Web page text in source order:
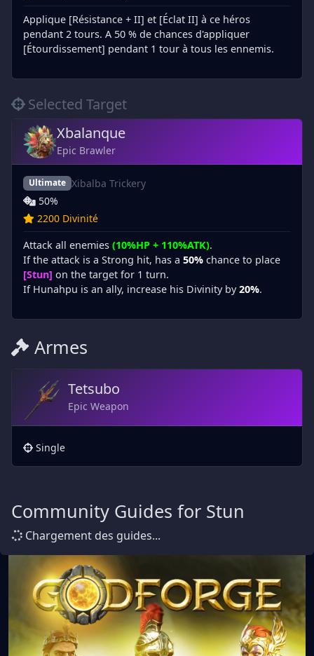
Applique [Résistance + II] et [Éclat II] à ce héros
pendant 2 tours. A 50 % de chances d'appliquer
[Étourdissement] pendant 1 tour à tous les ennemis.
Selected Target
Xbalanque
Epic Brawler
Ultimate Xibalba Trickery
50%
2200 Divinité
Attack all enemies (10%HP + 110%ATK).
If the attack is a Strong hit, has a 50% chance to place
[Stun] on the target for 1 turn.
If Hunahpu is an ally, increase his Divinity by20%.
Armes
Tetsubo
Epic Weapon
Single
Community Guides for Stun
Chargement des guides...